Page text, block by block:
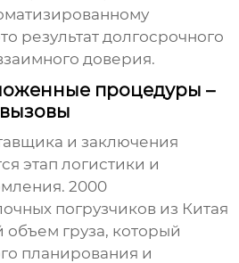
результат долгосрочного
доверия.
процедуры –
и заключения
этап логистики и
2000
погрузчиков из Китая
объем груза, который
планирования и